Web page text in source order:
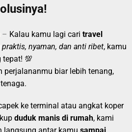
– Kalau kamu lagi cari travel
praktis, nyaman, dan anti ribet, kamu
tepat! 💯
perjalananmu biar lebih tenang,
ke terminal atau angkat koper
duduk manis di rumah, kami